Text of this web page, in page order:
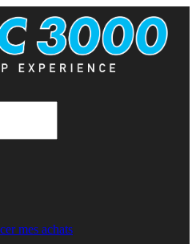
mes achats